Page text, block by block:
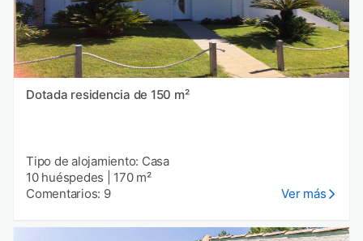
Dotada residencia de 150 m²
Tipo de alojamiento: Casa
10 huéspedes
170 m²
Comentarios: 9
Ver más